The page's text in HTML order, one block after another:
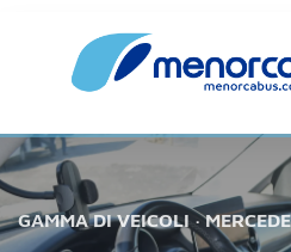
GAMMA DI VEICOLI ·
Assistente
MenorcaBus Assistant
Ciao, sono l’assistente di